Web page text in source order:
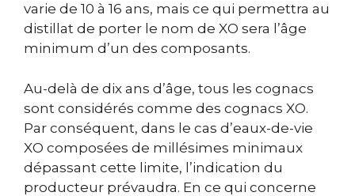
varie de 10 à 16 ans, mais ce qui permettra au
distillat de porter le nom de XO sera l’âge
minimum d’un des composants.
Au-delà de dix ans d’âge, tous les cognacs
sont considérés comme des cognacs XO.
Par conséquent, dans le cas d’eaux-de-vie
XO composées de millésimes minimaux
dépassant cette limite, l’indication du
producteur prévaudra. En ce qui concerne